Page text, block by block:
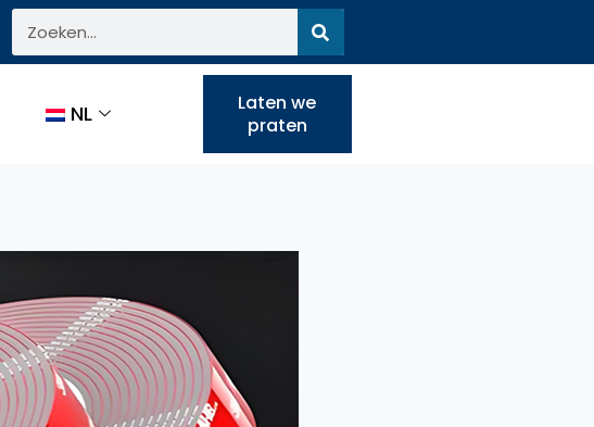
NL
Laten we
praten